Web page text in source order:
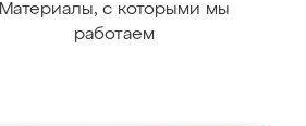
Материалы, с которыми мы
работаем